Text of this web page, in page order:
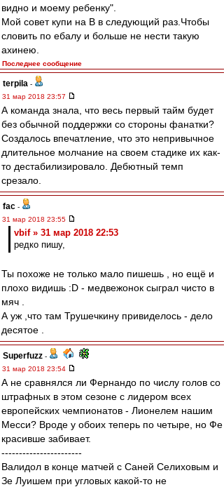
видно и моему ребенку".
Мой совет купи на B в следующий раз.Чтобы
словить по ебалу и больше не нести такую
ахинею.
Последнее сообщение
terpila -
31 мар 2018 23:57
А команда знала, что весь первый тайм будет
без обычной поддержки со стороны фанатки?
Создалось впечатление, что это непривычное
длительное молчание на своем стадике их как-
то дестабилизировало. Дебютный темп
срезало.
fac -
31 мар 2018 23:55
vbif » 31 мар 2018 22:53
редко пишу,
Ты похоже не только мало пишешь , но ещё и
плохо видишь :D - медвежонок сыграл чисто в
мяч .
А уж ,что там Трушечкину привиделось - дело
десятое .
Superfuzz -
31 мар 2018 23:54
А не сравнялся ли Фернандо по числу голов со
штрафных в этом сезоне с лидером всех
европейских чемпионатов - Лионелем нашим
Месси? Вроде у обоих теперь по четыре, но Фе
красивше забивает.
-----------------------
Валидол в конце матчей с Саней Селиховым и
Зе Луишем при угловых какой-то не